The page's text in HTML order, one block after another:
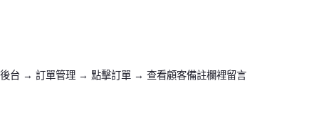
台 → 訂單管理 → 點擊訂單 → 查看顧客備註欄裡留言